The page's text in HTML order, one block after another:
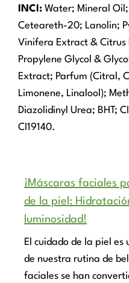
INCI: Water; Mineral
Ceteareth-20; Lanolin;
Vinifera Extract & Citrus
Propylene Glycol &
Extract; Parfum (Citral,
Limonene, Linalool);
Diazolidinyl Urea; BHT;
CI19140.
¡Máscaras faciales
de la piel:
luminosidad!
El cuidado de la piel es
de nuestra rutina de
faciales se han